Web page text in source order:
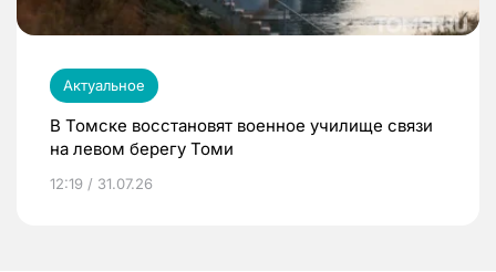
Актуальное
В Томске восстановят военное училище связи
на левом берегу Томи
12:19 / 31.07.26